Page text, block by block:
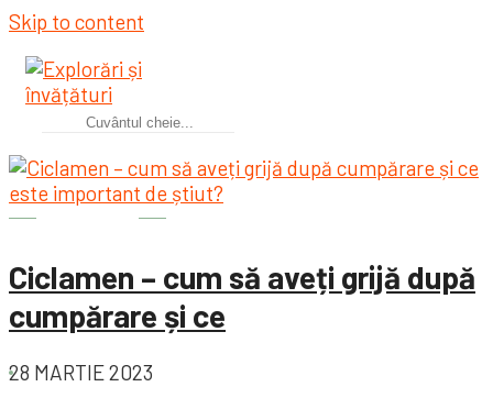
Skip to content
Ciclamen – cum să aveți grijă după
cumpărare și ce
28 MARTIE 2023